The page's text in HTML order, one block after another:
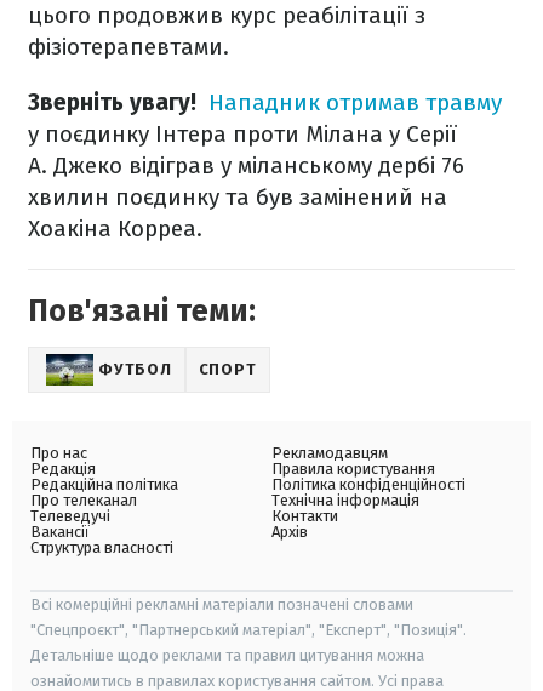
цього продовжив курс реабілітації з
фізіотерапевтами.
Зверніть увагу! Нападник отримав травму
у поєдинку Інтера проти Мілана у Серії
А. Джеко відіграв у міланському дербі 76
хвилин поєдинку та був замінений на
Хоакіна Корреа.
Пов'язані теми:
ФУТБОЛ СПОРТ
Про нас
Редакція
Редакційна політика
Про телеканал
Телеведучі
Вакансії
Структура власності
Рекламодавцям
Правила користування
Політика конфіденційності
Технічна інформація
Контакти
Архів
Всі комерційні рекламні матеріали позначені словами
"Спецпроєкт", "Партнерський матеріал", "Експерт", "Позиція".
Детальніше щодо реклами та правил цитування можна
ознайомитись в правилах користування сайтом. Усі права